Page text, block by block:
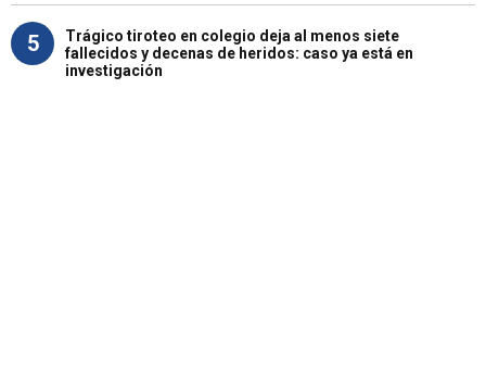
5
Trágico tiroteo en colegio deja al menos siete
fallecidos y decenas de heridos: caso ya está en
investigación